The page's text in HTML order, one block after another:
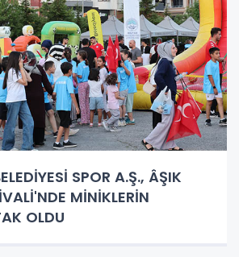
SPOR A.Ş., ÂŞIK
MİNİKLERİN
OLDU